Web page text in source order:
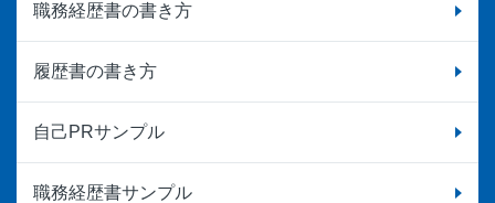
職務経歴書の書き方
履歴書の書き方
自己PRサンプル
職務経歴書サンプル